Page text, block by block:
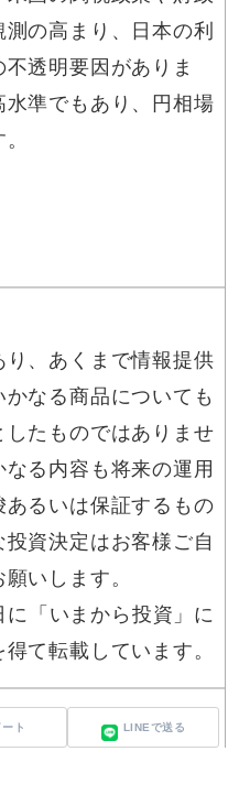
の高まり、日本の利
不透明要因がありま
準でもあり、円相場
、あくまで情報提供
なる商品についても
たものではありませ
る内容も将来の運用
るいは保証するもの
資決定はお客様ご自
いします。
「いまから投資」に
て転載しています。
ト LINEで送る